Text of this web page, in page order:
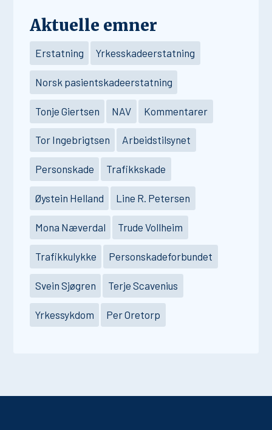
Aktuelle emner
Erstatning Yrkesskadeerstatning
Norsk pasientskadeerstatning
Tonje Giertsen NAV Kommentarer
Tor Ingebrigtsen Arbeidstilsynet
Personskade Trafikkskade
Øystein Helland Line R. Petersen
Mona Næverdal Trude Vollheim
Trafikkulykke Personskadeforbundet
Svein Sjøgren Terje Scavenius
Yrkessykdom Per Oretorp